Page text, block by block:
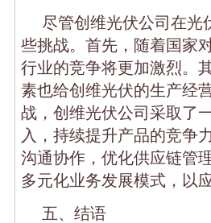
尽管创维光伏公司在光
些挑战。首先，随着国家
行业的竞争将更加激烈。
素也给创维光伏的生产经
战，创维光伏公司采取了
入，持续提升产品的竞争
沟通协作，优化供应链管
多元化业务发展模式，以
五、结语